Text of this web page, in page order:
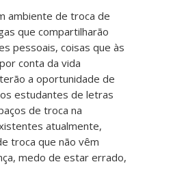
de troca de
que compartilharão
pessoais, coisas que às
conta da vida
a oportunidade de
estudantes de letras
de troca na
atualmente,
troca que não vêm
medo de estar errado,